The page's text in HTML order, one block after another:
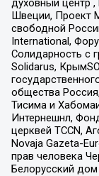
духовный центр
Швеции, Проект
свободной
International,
Солидарность с
Solidarus,
общества
Тисима и
Интернешнл,
церквей TCCN,
Novaja Gazeta-
прав человека
Белорусский